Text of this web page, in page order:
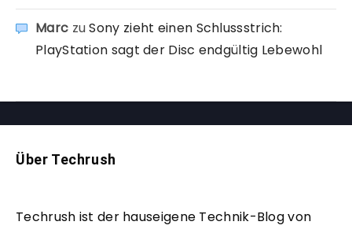
Marc zuSony zieht einen Schlussstrich:
PlayStation sagt der Disc endgültig Lebewohl
Über Techrush
Techrush ist der hauseigene Technik-Blog von